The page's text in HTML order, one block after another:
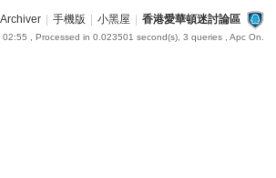
Archiver 手機版 小黑屋 香港愛華頓迷討論區
02:55 , Processed in 0.023501 second(s), 3 queries , Apc On.